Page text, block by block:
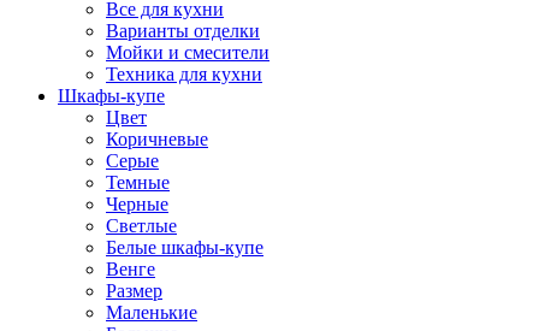
Все для кухни
Варианты отделки
Мойки и смесители
Техника для кухни
Шкафы-купе
Цвет
Коричневые
Серые
Темные
Черные
Светлые
Белые шкафы-купе
Венге
Размер
Маленькие